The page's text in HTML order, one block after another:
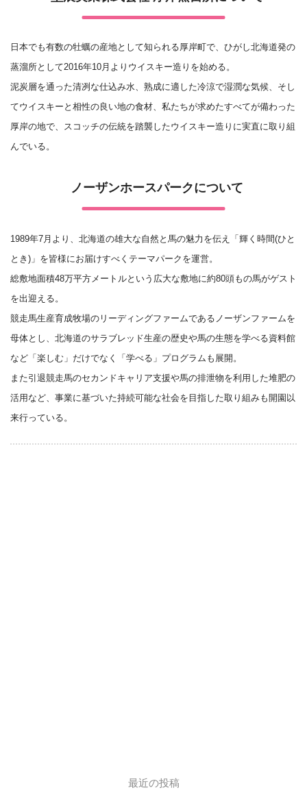
日本でも有数の牡蠣の産地として知られる厚岸町で、ひがし北海道発の
蒸溜所として2016年10月よりウイスキー造りを始める。
泥炭層を通った清冽な仕込み水、熟成に適した冷涼で湿潤な気候、そし
てウイスキーと相性の良い地の食材、私たちが求めたすべてが備わった
厚岸の地で、スコッチの伝統を踏襲したウイスキー造りに実直に取り組
んでいる。
ノーザンホースパークについて
1989年7月より、北海道の雄大な自然と馬の魅力を伝え「輝く時間(ひと
とき)」を皆様にお届けすべくテーマパークを運営。
総敷地面積48万平方メートルという広大な敷地に約80頭もの馬がゲスト
を出迎える。
競走馬生産育成牧場のリーディングファームであるノーザンファームを
母体とし、北海道のサラブレッド生産の歴史や馬の生態を学べる資料館
など「楽しむ」だけでなく「学べる」プログラムも展開。
また引退競走馬のセカンドキャリア支援や馬の排泄物を利用した堆肥の
活用など、事業に基づいた持続可能な社会を目指した取り組みも開園以
来行っている。
最近の投稿